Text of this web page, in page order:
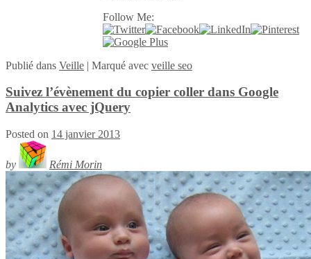
Follow Me:
Publié dans Veille | Marqué avec veille seo
Suivez l’évènement du copier coller dans Google
Analytics avec jQuery
Posted on 14 janvier 2013
by Rémi Morin